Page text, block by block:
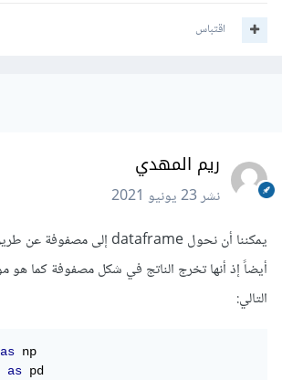
اقتباس
ريم المهدي
نشر23 يونيو 2021
أيضاً إذ أنها تخرج الناتج في شكل مصفوفة كما هو
التالي:
as
as pd